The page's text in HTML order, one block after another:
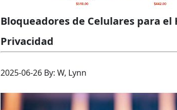
Bloqueadores de Celulares para
Privacidad
2025-06-26 By: W, Lynn